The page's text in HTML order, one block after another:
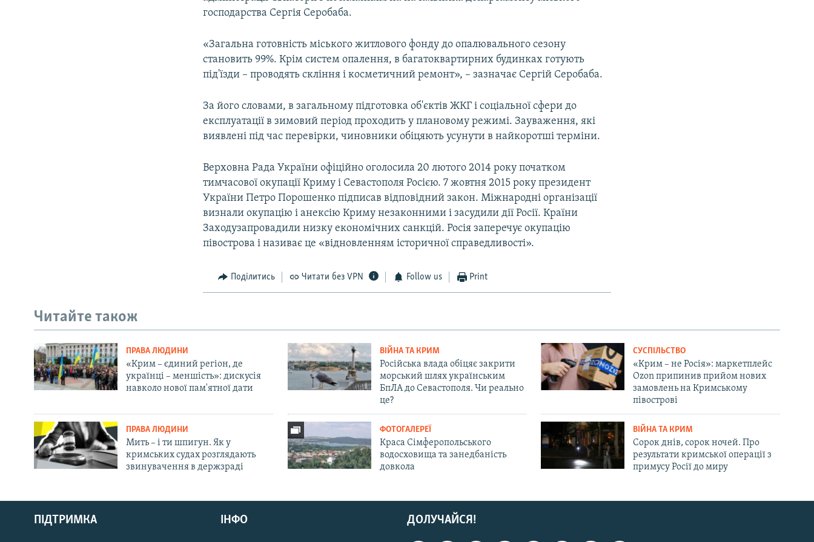
Русский
Qırımtatar
господарства Сергія Серобаба.
«Загальна готовність міського житлового фонду до опалювального сезону
становить 99%. Крім систем опалення, в багатоквартирних будинках готують
під'їзди – проводять скління і косметичний ремонт», – зазначає Сергій Серобаба.
За його словами, в загальному підготовка об'єктів ЖКГ і соціальної сфери до
експлуатації в зимовий період проходить у плановому режимі. Зауваження, які
виявлені під час перевірки, чиновники обіцяють усунути в найкоротші терміни.
Верховна Рада України офіційно оголосила 20 лютого 2014 року початком
тимчасової окупації Криму і Севастополя Росією. 7 жовтня 2015 року президент
України Петро Порошенко підписав відповідний закон. Міжнародні організації
визнали окупацію і анексію Криму незаконними і засудили дії Росії. Країни
Заходузапровадили низку економічних санкцій. Росія заперечує окупацію
півострова і називає це «відновленням історичної справедливості».
Поділитись Читати без VPN Follow us Print
Читайте також
ПРАВА ЛЮДИНИ
«Крим – єдиний регіон, де
українці – меншість»: дискусія
навколо нової пам'ятної дати
ВІЙНА ТА КРИМ
Російська влада обіцяє закрити
морський шлях українським
БпЛА до Севастополя. Чи реально
це?
СУСПІЛЬСТВО
«Крим – не Росія»: маркетплейс
Ozon припинив прийом нових
замовлень на Кримському
півострові
ПРАВА ЛЮДИНИ
Мить – і ти шпигун. Як у
кримських судах розглядають
звинувачення в держзраді
ФОТОГАЛЕРЕЇ
Краса Сімферопольського
водосховища та занедбаність
довкола
ВІЙНА ТА КРИМ
Сорок днів, сорок ночей. Про
результати кримської операції з
примусу Росії до миру
ДОЛУЧАЙСЯ!
ПІДТРИМКА ІНФО